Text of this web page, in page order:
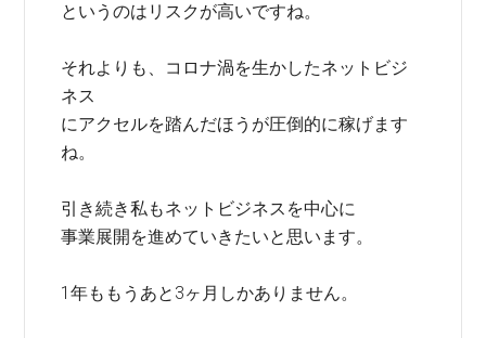
というのはリスクが高いですね。
それよりも、コロナ渦を生かしたネットビジ
ネス
にアクセルを踏んだほうが圧倒的に稼げます
ね。
引き続き私もネットビジネスを中心に
事業展開を進めていきたいと思います。
1年ももうあと3ヶ月しかありません。